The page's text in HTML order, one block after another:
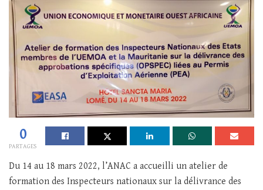
0
PARTAGES
Du 14 au 18 mars 2022, l’ANAC a accueilli un atelier de
formation des Inspecteurs nationaux sur la délivrance des